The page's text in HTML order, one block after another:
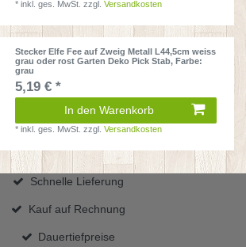
*inkl. ges. MwSt. zzgl.Versandkosten
Stecker Elfe Fee auf Zweig Metall L44,5cm weiss
grau oder rost Garten Deko Pick Stab, Farbe:
grau
5,19 € *
In den Warenkorb
*inkl. ges. MwSt. zzgl.Versandkosten
Schnelle Lieferung
Kauf auf Rechnung
Dauertiefpreise